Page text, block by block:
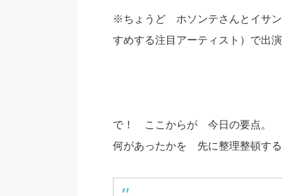
※ちょうど ホソンテさんとイサン
すめする注目アーティスト）で出演
で！ ここからが 今日の要点。
何があったかを 先に整理整頓す